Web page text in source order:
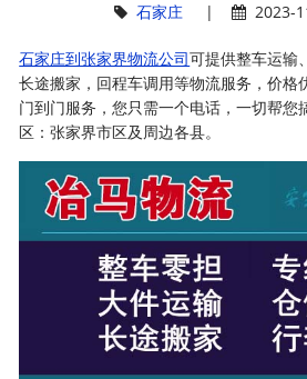
石家庄 | 2023-
石家庄到张家界物流公司可提供整车运输
长途搬家，回程车调用等物流服务，价格
门到门服务，您只需一个电话，一切帮您
区：张家界市区及周边各县。